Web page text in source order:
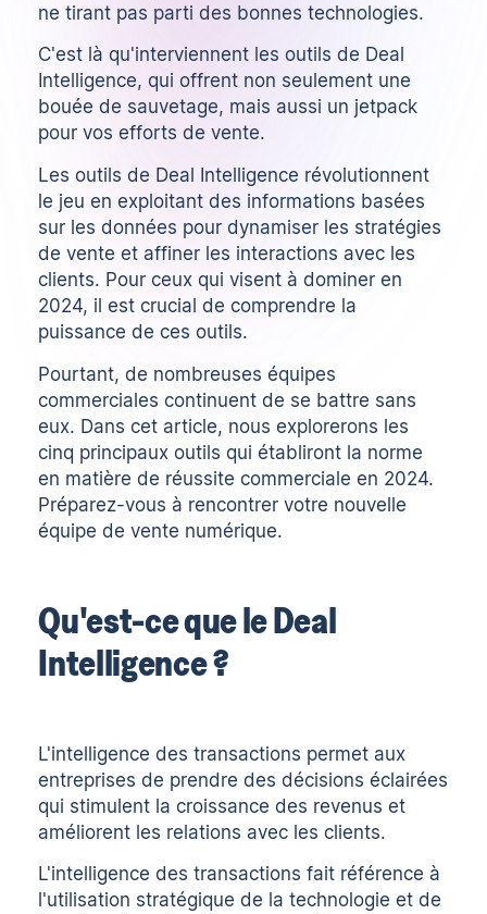
ne tirant pas parti des bonnes technologies.
C'est là qu'interviennent les outils de Deal
Intelligence, qui offrent non seulement une
bouée de sauvetage, mais aussi un jetpack
pour vos efforts de vente.
Les outils de Deal Intelligence révolutionnent
le jeu en exploitant des informations basées
sur les données pour dynamiser les stratégies
de vente et affiner les interactions avec les
clients. Pour ceux qui visent à dominer en
2024, il est crucial de comprendre la
puissance de ces outils.
Pourtant, de nombreuses équipes
commerciales continuent de se battre sans
eux. Dans cet article, nous explorerons les
cinq principaux outils qui établiront la norme
en matière de réussite commerciale en 2024.
Préparez-vous à rencontrer votre nouvelle
équipe de vente numérique.
Qu'est-ce que le Deal
Intelligence ?
L'intelligence des transactions permet aux
entreprises de prendre des décisions éclairées
qui stimulent la croissance des revenus et
améliorent les relations avec les clients.
L'intelligence des transactions fait référence à
l'utilisation stratégique de la technologie et de